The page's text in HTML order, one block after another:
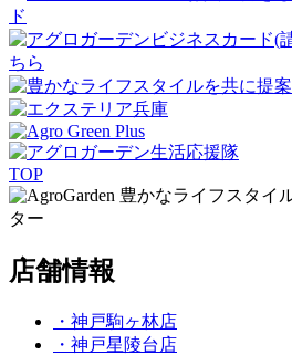
TOP
豊かなライフスタイ
ター
店舗情報
・神戸駒ヶ林店
・神戸星陵台店